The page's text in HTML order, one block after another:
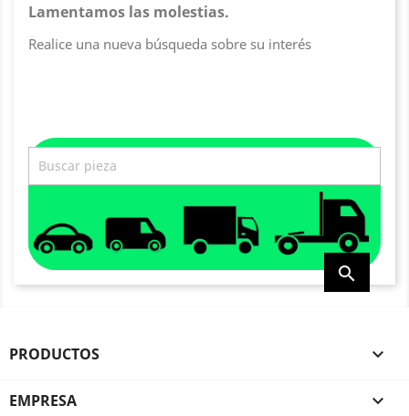
Lamentamos las molestias.
Realice una nueva búsqueda sobre su interés

PRODUCTOS 
EMPRESA 